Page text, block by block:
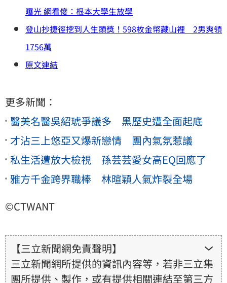
曝光 網看傻：根本大學生放學
登山抄捷徑挖到人生頭獎！598枚金幣藏山裡 2男爽領
1756萬
原文連結
更多新聞：
醫美名醫吳紹琥爭議多 黑歷史遭全面起底
才沾三上悠亞又爆新戀情 團內氣氛惹議
私生活遭放大檢視 孫芸芸愛女高EQ回應了
雅方千金跨界職棒 林暄穎人氣炸裂全場
©CTWANT
【三立新聞網免責聲明】
三立新聞網所提供的資訊內容等，若非三立集
團所提供、製作，或有提供相關連結至第三方